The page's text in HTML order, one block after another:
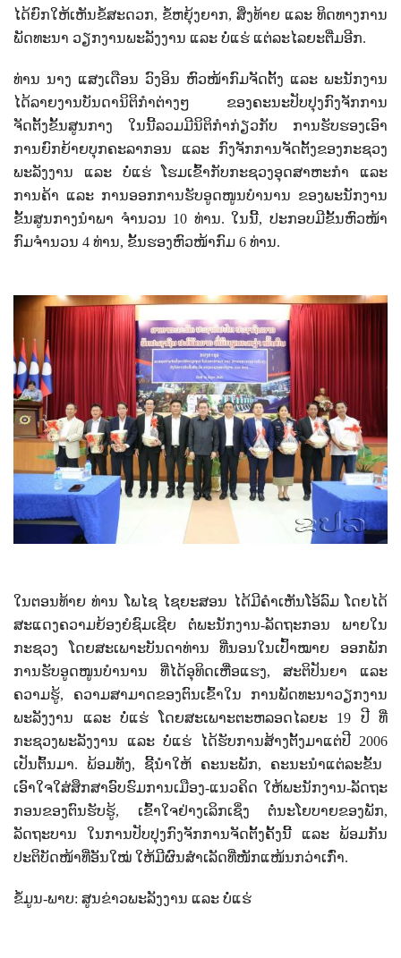
ໄດ້ຍົກໃຫ້ເຫັນຂໍ້ສະດວກ, ຂໍ້ຫຍຸ້ງຍາກ, ສິ່ງທ້າຍ ແລະ ທິດທາງການ
ພັດທະນາ ວຽກງານພະລັງງານ ແລະ ບໍ່ແຮ່ ແຕ່ລະໄລຍະຕື່ມອີກ.
ທ່ານ ນາງ ແສງເດືອນ ວົງອິນ ຫົວໜ້າກົມຈັດຕັ້ງ ແລະ ພະນັກງານ
ໄດ້ລາຍງານບັນດານິຕິກຳຕ່າງໆ ຂອງຄະນະປັບປຸງກົງຈັກການ
ຈັດຕັ້ງຂັ້ນສູນກາງ ໃນນີ້ລວມມີນິຕິກຳກ່ຽວກັບ ການຮັບຮອງເອົາ
ການຍົກຍ້າຍບຸກຄະລາກອນ ແລະ ກົງຈັກການຈັດຕັ້ງຂອງກະຊວງ
ພະລັງງານ ແລະ ບໍ່ແຮ່ ໂຮມເຂົ້າກັບກະຊວງອຸດສາຫະກຳ ແລະ
ການຄ້າ ແລະ ການອອກການຮັບອູດໜູນບຳນານ ຂອງພະນັກງານ
ຂັ້ນສູນກາງນຳພາ ຈຳນວນ 10 ທ່ານ. ໃນນີ້, ປະກອບມີຂັ້ນຫົວໜ້າ
ກົມຈຳນວນ 4 ທ່ານ, ຂັ້ນຮອງຫົວໜ້າກົມ 6 ທ່ານ.
ໃນຕອນທ້າຍ ທ່ານ ໂພໄຊ ໄຊຍະສອນ ໄດ້ມີຄໍາເຫັນໂອ້ລົມ ໂດຍໄດ້
ສະແດງຄວາມຍ້ອງຍໍຊົມເຊີຍ ຕໍ່ພະນັກງານ-ລັດຖະກອນ ພາຍໃນ
ກະຊວງ ໂດຍສະເພາະບັນດາທ່ານ ທີ່ນອນໃນເປົ້າໝາຍ ອອກພັກ
ການຮັບອູດໜູນບຳນານ ທີ່ໄດ້ອຸທິດເຫື່ອແຮງ, ສະຕິປັນຍາ ແລະ
ຄວາມຮູ້, ຄວາມສາມາດຂອງຕົນເຂົ້າໃນ ການພັດທະນາວຽກງານ
ພະລັງງານ ແລະ ບໍ່ແຮ່ ໂດຍສະເພາະຕະຫລອດໄລຍະ 19 ປີ ທີ່
ກະຊວງພະລັງງານ ແລະ ບໍ່ແຮ່ ໄດ້ຮັບການສ້າງຕັ້ງມາແຕ່ປີ 2006
ເປັນຕົ້ນມາ. ພ້ອມທັງ, ຊີ້ນໍາໃຫ້ ຄະນະພັກ, ຄະນະນຳແຕ່ລະຂັ້ນ
ເອົາໃຈໃສ່ສຶກສາອົບຮົມການເມືອງ-ແນວຄິດ ໃຫ້ພະນັກງານ-ລັດຖະ
ກອນຂອງຕົນຮັບຮູ້, ເຂົ້າໃຈຢ່າງເລິກເຊິ່ງ ຕໍ່ນະໂຍບາຍຂອງພັກ,
ລັດຖະບານ ໃນການປັບປຸງກົງຈັກການຈັດຕັ້ງຄັ້ງນີ້ ແລະ ພ້ອມກັນ
ປະຕິບັດໜ້າທີ່ອັນໃໝ່ ໃຫ້ມີຜົນສຳເລັດທີ່ໜັກແໜ້ນກວ່າເກົ່າ.
ຂໍ້ມູນ-ພາບ: ສູນຂ່າວພະລັງງານ ແລະ ບໍ່ແຮ່